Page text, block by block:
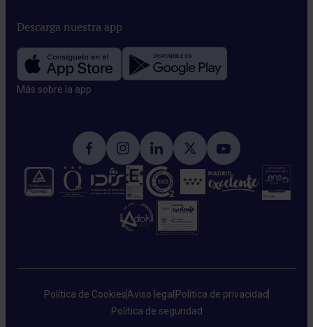
Descarga nuestra app
Más sobre la app​
Política de CookiesAviso legal Política de privacidad
Política de seguridad